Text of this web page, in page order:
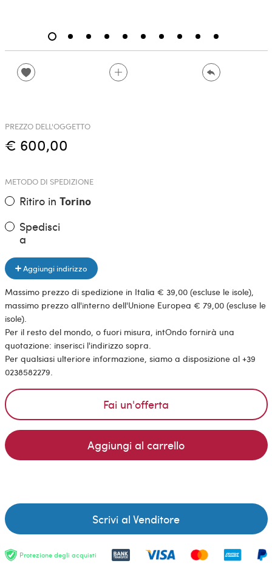
PREZZO DELL'OGGETTO
€ 600,00
METODO DI SPEDIZIONE
Ritiro in Torino
Spedisci
a
Aggiungi indirizzo
Massimo prezzo di spedizione in Italia € 39,00 (escluse le isole),
massimo prezzo all'interno dell'Unione Europea € 79,00 (escluse le
isole).
Per il resto del mondo, o fuori misura, intOndo fornirà una
quotazione: inserisci l'indirizzo sopra.
Per qualsiasi ulteriore informazione, siamo a disposizione al +39
0238582279.
Fai un'offerta
Aggiungi al carrello
Scrivi al Venditore
Protezione degli acquisti